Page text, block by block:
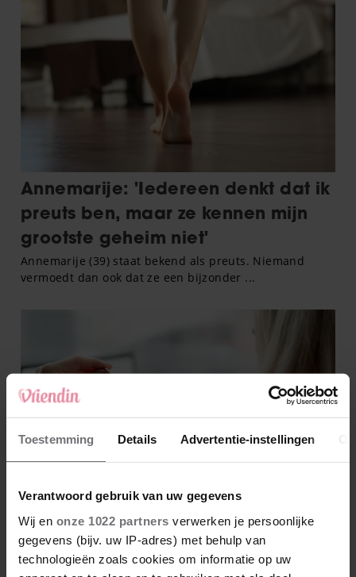
Toestemming Details Advertentie-instellingen
Verantwoord gebruik van uw gegevens
Wij en onze 1022 partners verwerken je persoonlijke
gegevens (bijv. uw IP-adres) met behulp van
technologieën zoals cookies om informatie op uw